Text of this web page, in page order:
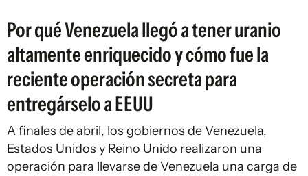
Por qué Venezuela llegó a tener uranio
altamente enriquecido y cómo fue la
reciente operación secreta para
entregárselo a EEUU
A finales de abril, los gobiernos de Venezuela,
Estados Unidos y Reino Unido realizaron una
operación para llevarse de Venezuela una carga de